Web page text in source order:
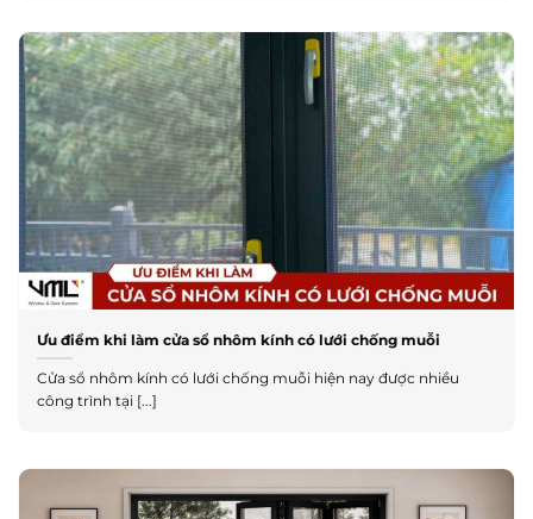
Ưu điểm khi làm cửa sổ nhôm kính có lưới chống muỗi
Cửa sổ nhôm kính có lưới chống muỗi hiện nay được nhiều
công trình tại [...]